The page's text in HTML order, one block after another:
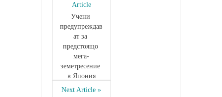
Article
Учени
предупреждав
ат за
предстоящо
мега-
земетресение
в Япония
Next Article »